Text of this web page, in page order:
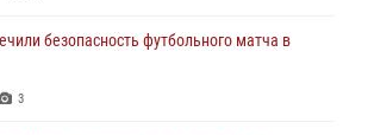
обеспечили общественный порядок во
заплыва в Дудинке
безопасность футбольного матча в
3